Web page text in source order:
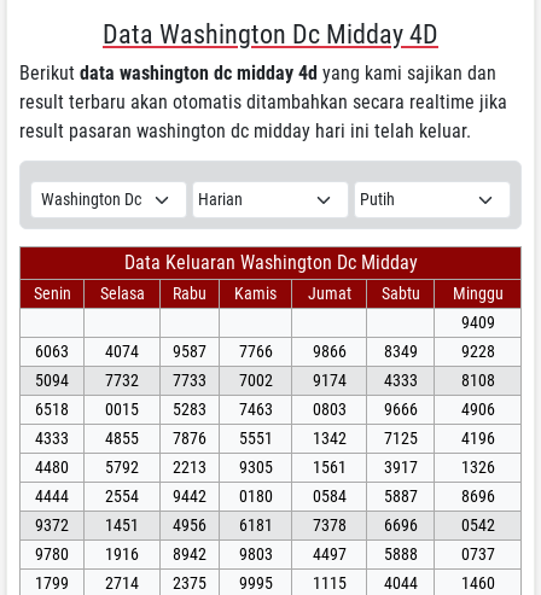
Data Washington Dc Midday 4D
Berikut data washington dc midday 4d yang kami sajikan dan
result terbaru akan otomatis ditambahkan secara realtime jika
result pasaran washington dc midday hari ini telah keluar.
Data Keluaran Washington Dc Midday
Senin Selasa Rabu Kamis Jumat Sabtu
Minggu
9409
6063
4074 9587 7766 9866 8349
9228
5094
7732 7733 7002 9174 4333
8108
6518
0015 5283 7463 0803 9666
4906
4333
4855 7876 5551 1342 7125
4196
4480
5792 2213 9305 1561 3917
1326
4444
2554 9442 0180 0584 5887
8696
9372
1451 4956 6181 7378 6696
0542
9780
1916 8942 9803 4497 5888
0737
1799
2714 2375 9995 1115 4044
1460